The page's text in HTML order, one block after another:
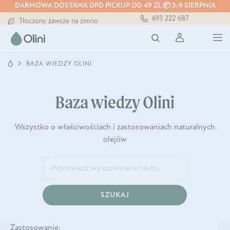
DARMOWA DOSTAWA DPD PICKUP OD 49 ZŁ 📦 3-9 SIERPNIA
Darmowa dostawa od 199 zł
Tłoczony zawsze na zimno
Darmowa dostawa od 199 zł
693 222 687
BAZA WIEDZY OLINI
Baza wiedzy Olini
Wszystko o właściwościach i zastosowaniach naturalnych
olejów
SZUKAJ
Zastosowanie: